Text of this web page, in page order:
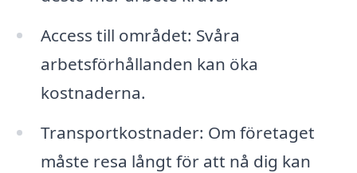
Access till området: Svåra
arbetsförhållanden kan öka
kostnaderna.
Transportkostnader: Om företaget
måste resa långt för att nå dig kan